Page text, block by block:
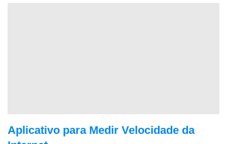
Aplicativo para Medir Velocidade da